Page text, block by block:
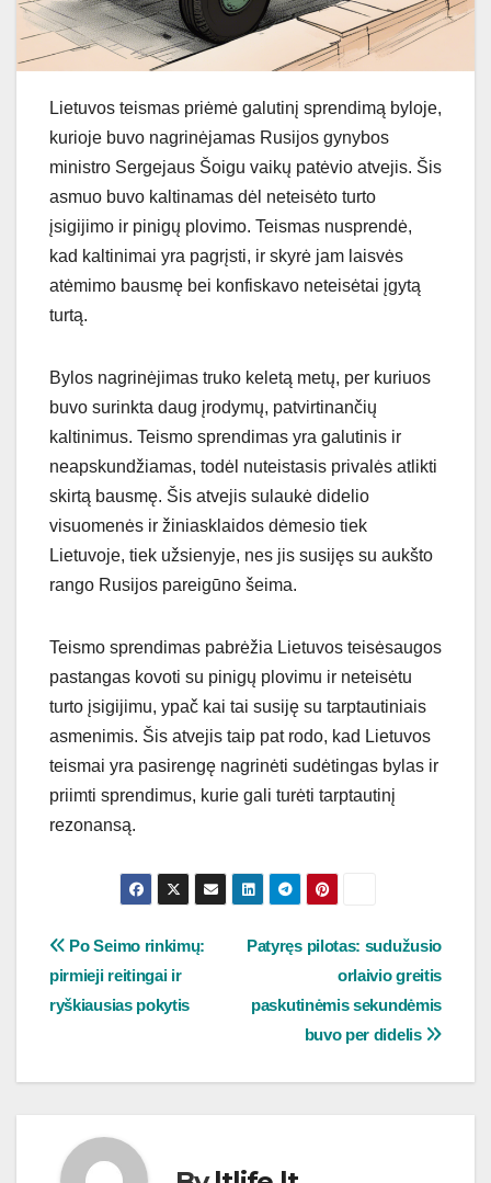
Lietuvos teismas priėmė galutinį sprendimą byloje,
kurioje buvo nagrinėjamas Rusijos gynybos
ministro Sergejaus Šoigu vaikų patėvio atvejis. Šis
asmuo buvo kaltinamas dėl neteisėto turto
įsigijimo ir pinigų plovimo. Teismas nusprendė,
kad kaltinimai yra pagrįsti, ir skyrė jam laisvės
atėmimo bausmę bei konfiskavo neteisėtai įgytą
turtą.
Bylos nagrinėjimas truko keletą metų, per kuriuos
buvo surinkta daug įrodymų, patvirtinančių
kaltinimus. Teismo sprendimas yra galutinis ir
neapskundžiamas, todėl nuteistasis privalės atlikti
skirtą bausmę. Šis atvejis sulaukė didelio
visuomenės ir žiniasklaidos dėmesio tiek
Lietuvoje, tiek užsienyje, nes jis susijęs su aukšto
rango Rusijos pareigūno šeima.
Teismo sprendimas pabrėžia Lietuvos teisėsaugos
pastangas kovoti su pinigų plovimu ir neteisėtu
turto įsigijimu, ypač kai tai susiję su tarptautiniais
asmenimis. Šis atvejis taip pat rodo, kad Lietuvos
teismai yra pasirengę nagrinėti sudėtingas bylas ir
priimti sprendimus, kurie gali turėti tarptautinį
rezonansą.
Navigacija
tarp
Patyręs pilotas: sudužusio
orlaivio greitis
paskutinėmis sekundėmis
buvo per didelis
Po Seimo rinkimų:
pirmieji reitingai ir
ryškiausias pokytis